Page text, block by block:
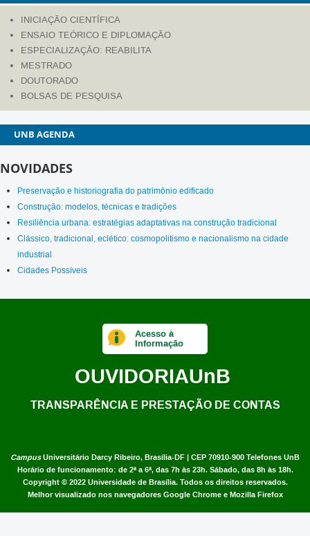
INICIAÇÃO CIENTÍFICA
ENSAIO TEÓRICO E DIPLOMAÇÃO
ESPECIALIZAÇÃO: REABILITA
MESTRADO
DOUTORADO
BOLSAS DE PESQUISA
AGENDA
NOVIDADES
Preservação e historiografia do patrimônio edificado
Construção: modelos, técnicas e tradições
Resiliência urbana: estratégias adaptativas na construção tradicional
Clássico, tradicional, eclético: cosmopolitismo e nacionalismo na cidade
industrial
Cidades Possíveis
CampusUniversitário Darcy Ribeiro, Brasília-DF | CEP 70910-900 Telefones UnB
Horário de funcionamento: de 2ª a 6ª, das 7h às 23h. Sábado, das 8h às 18h.
Copyright © 2022 Universidade de Brasília. Todos os direitos reservados.
Melhor visualizado nos navegadores Google Chrome e Mozilla Firefox
Acesso à
Informação
OUVIDORIAUnB
TRANSPARÊNCIA E PRESTAÇÃO DE CONTAS